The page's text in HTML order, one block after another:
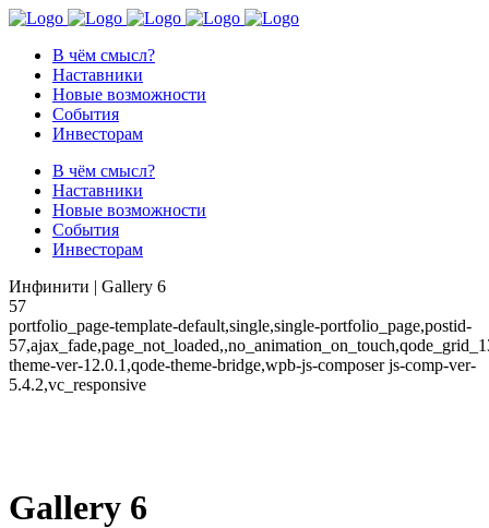
В чём смысл?
Наставники
Новые возможности
События
Инвесторам
В чём смысл?
Наставники
Новые возможности
События
Инвесторам
Инфинити | Gallery 6
57
portfolio_page-template-default,single,single-portfolio_page,postid-
theme-ver-12.0.1,qode-theme-bridge,wpb-js-composer js-comp-ver-
5.4.2,vc_responsive
Gallery 6